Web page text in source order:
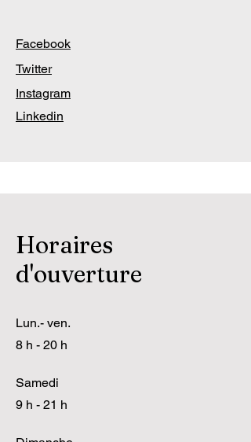
Facebook
Twitter
Instagram
Linkedin
Horaires
d'ouverture
Lun.- ven.
8 h - 20 h
Samedi
9 h - 21 h